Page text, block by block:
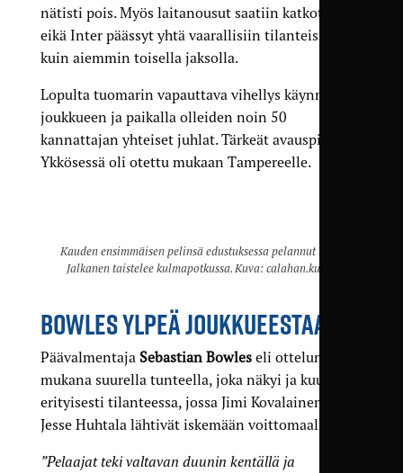
nätisti pois. Myös laitanousut saatiin katkottua,
eikä Inter päässyt yhtä vaarallisiin tilanteisiin
kuin aiemmin toisella jaksolla.
Lopulta tuomarin vapauttava vihellys käynnisti
joukkueen ja paikalla olleiden noin 50
kannattajan yhteiset juhlat. Tärkeät avauspisteet
Ykkösessä oli otettu mukaan Tampereelle.
Kauden ensimmäisen pelinsä edustuksessa pelannut niilo
Jalkanen taistelee kulmapotkussa. Kuva: calahan.kuvat
BOWLES YLPEÄ JOUKKUEESTAAN
Päävalmentaja Sebastian Bowleseli ottelun
mukana suurella tunteella, joka näkyi ja kuului
erityisesti tilanteessa, jossa Jimi Kovalainen ja
Jesse Huhtala lähtivät iskemään voittomaalia.
”Pelaajat teki valtavan duunin kentällä ja